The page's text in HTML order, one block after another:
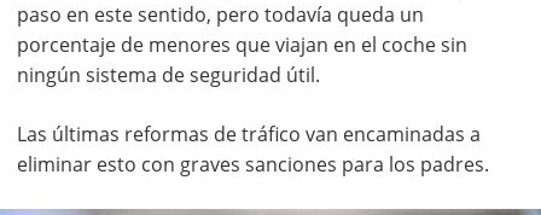
paso en este sentido, pero todavía queda un
porcentaje de menores que viajan en el coche sin
ningún sistema de seguridad útil.
Las últimas reformas de tráfico van encaminadas a
eliminar esto con graves sanciones para los padres.